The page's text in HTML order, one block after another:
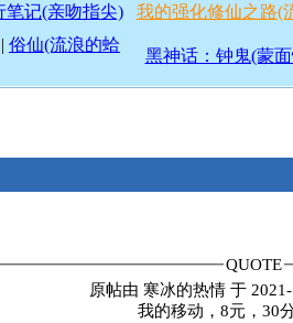
笔记(亲吻指尖) 我的强化修仙之路(
| 俗仙(流浪的蛤
黑神话：钟鬼(蒙
QUOTE
原帖由 寒冰的热情于 2021-
我的移动，8元，30